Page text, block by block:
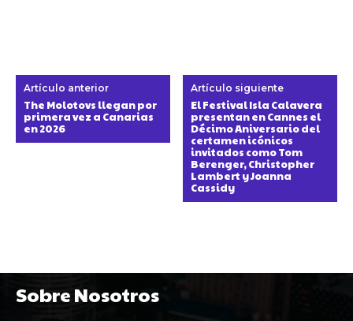
Artículo anterior
The Molotovs llegan por
primera vez a Canarias
en 2026
Artículo siguiente
El Festival Isla Calavera
presentan en Cannes el
Décimo Aniversario del
certamen icónicos
invitados como Tom
Berenger, Christopher
Lambert y Joanna
Cassidy
Sobre Nosotros